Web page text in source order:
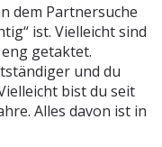
dem Partnersuche
ist. Vielleicht sind
getaktet.
und du
bist du seit
Alles davon ist in